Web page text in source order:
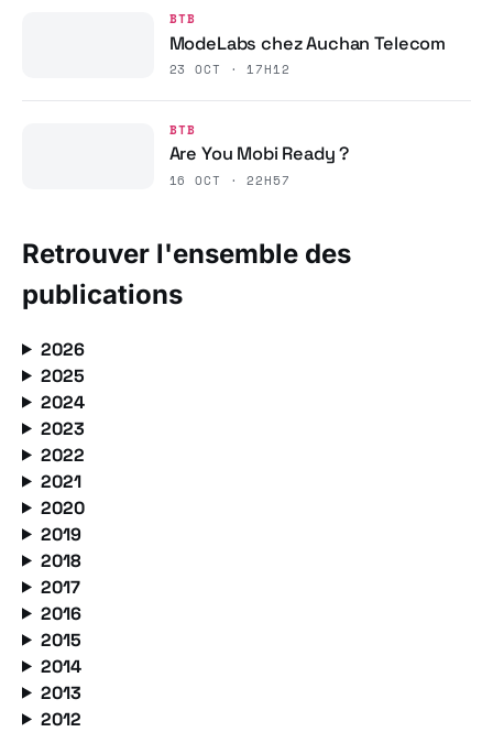
BTB
ModeLabs chez Auchan Telecom
23 OCT · 17H12
BTB
Are You Mobi Ready ?
16 OCT · 22H57
Retrouver l'ensemble des
publications
2026
2025
2024
2023
2022
2021
2020
2019
2018
2017
2016
2015
2014
2013
2012